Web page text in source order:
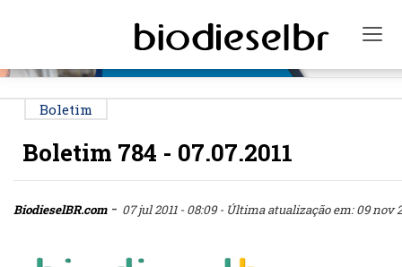
Boletim
Boletim 784 - 07.07.2011
BiodieselBR.com- 07 jul 2011 - 08:09- Última atualização em: 09 nov